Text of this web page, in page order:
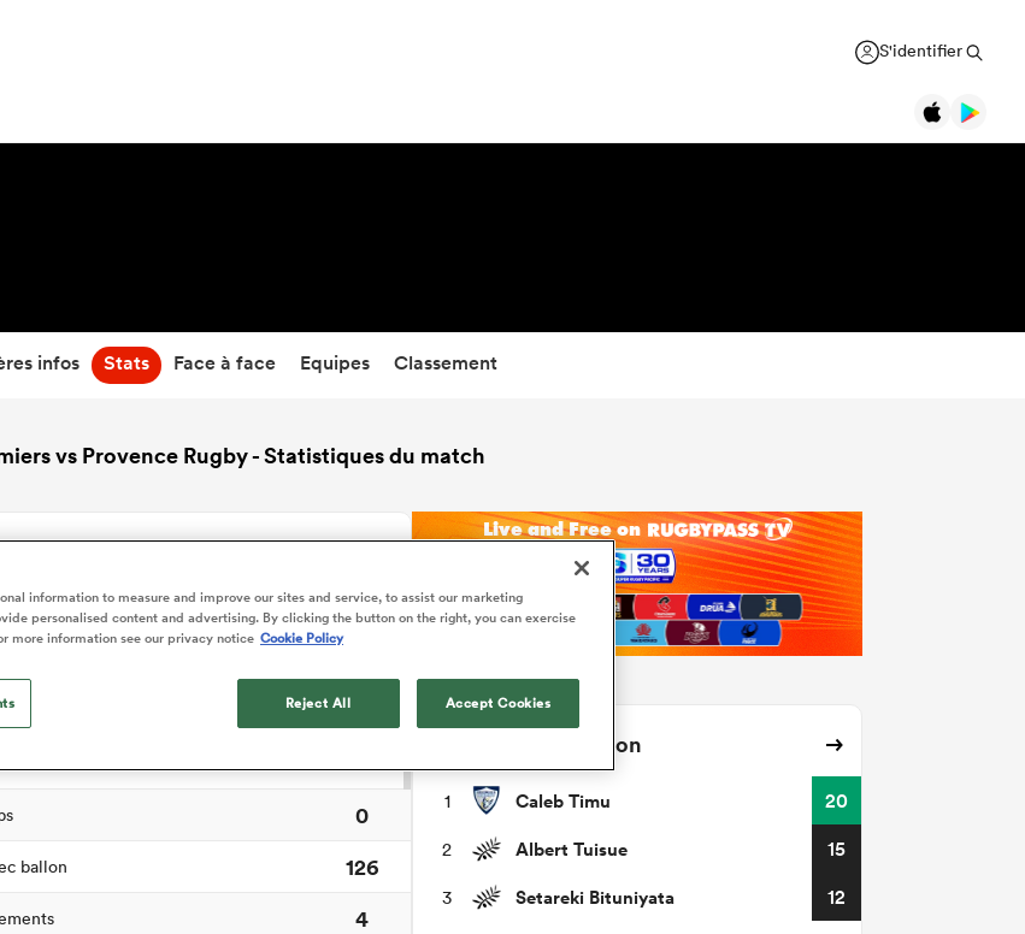
S'identifier
infos Stats Face à face Equipes Classement
vs Provence Rugby - Statistiques du match
Courses avec ballon
1 Caleb Timu 20
2 Albert Tuisue 15
3 Setareki Bituniyata 12
2
0
ballon
126
4
information to measure and improve our sites and service, to assist our marketing
personalised content and advertising. By clicking the button on the right, you can exercise
more information see our privacy notice Cookie Policy
Reject All Accept Cookies